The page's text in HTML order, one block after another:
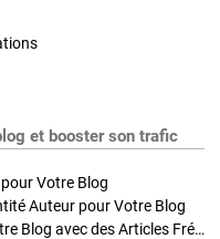
et booster son trafic
Votre Blog
Auteur pour Votre Blog
Stratégies de Publication : Boostez Votre Blog avec des Articles Fréquents et Exclusifs